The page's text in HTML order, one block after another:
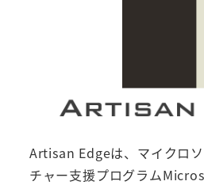
Artisan Edgeは、マイクロ
チャー支援プログラム